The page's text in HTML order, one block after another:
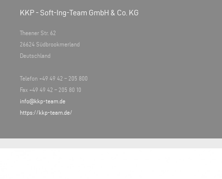
KKP - Soft-Ing-Team GmbH & Co. KG
Theener Str. 62
26624 Südbrookmerland
Deutschland
Telefon +49 49 42 – 205 800
Fax +49 49 42 – 205 80 10
info@kkp-team.de
https://kkp-team.de/